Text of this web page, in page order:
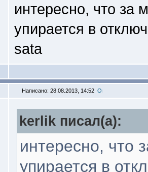
интересно, что за
упирается в
sata
Написано: 28.08.2013, 14:52
kerlik писал(a):
интересно, что
упирается в